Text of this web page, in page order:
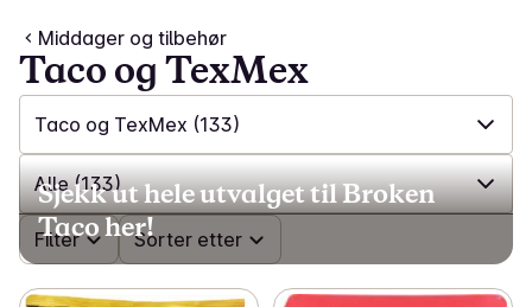
Middager og tilbehør
Taco og TexMex
Taco og TexMex (133)
✓ Alle (1330)
✓ Ferdigretter (186)
Alle (133)
✓ Alle(133)
✓ Tortillalefser (28)
Filter Sorter etter
Sjekk ut hele utvalget til Broken
Taco her!